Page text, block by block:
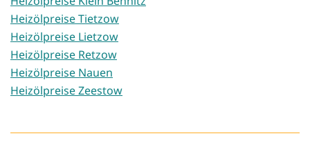
Heizölpreise Tietzow
Heizölpreise Lietzow
Heizölpreise Retzow
Heizölpreise Nauen
Heizölpreise Zeestow